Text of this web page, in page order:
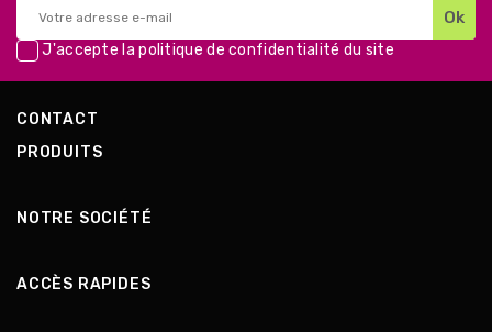
J'accepte lapolitique de confidentialité du site
CONTACT
PRODUITS
NOTRE SOCIÉTÉ
ACCÈS RAPIDES